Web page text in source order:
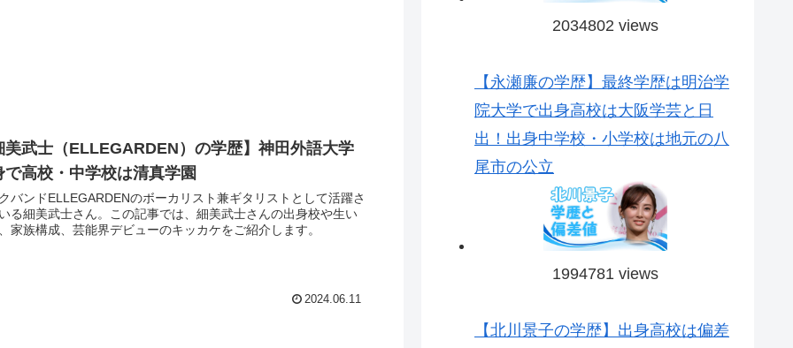
美武士（ELLEGARDEN）の学歴】神田外語大学
で高校・中学校は清真学園
バンドELLEGARDENのボーカリスト兼ギタリストとして活躍さ
る細美武士さん。この記事では、細美武士さんの出身校や生い
家族構成、芸能界デビューのキッカケをご紹介します。
2024.06.11
2034802 views
【永瀬廉の学歴】最終学歴は明治学
院大学で出身高校は大阪学芸と日
出！出身中学校・小学校は地元の八
尾市の公立
1994781 views
【北川景子の学歴】出身高校は偏差